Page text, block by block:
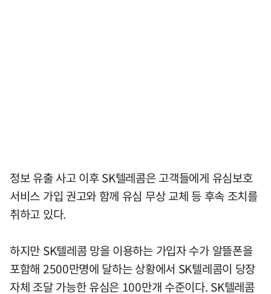
정보 유출 사고 이후 SK텔레콤은 고객들에게 유심보호
서비스 가입 권고와 함께 유심 무상 교체 등 후속 조치를
취하고 있다.
하지만 SK텔레콤 망을 이용하는 가입자 수가 알뜰폰을
포함해 2500만명에 달하는 상황에서 SK텔레콤이 당장
자체 조달 가능한 유심은 100만개 수준이다. SK텔레콤